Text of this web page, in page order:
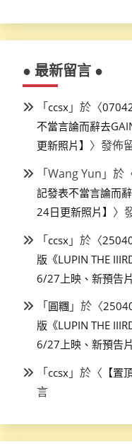
● 最新留言 ●
「ccsx 」於〈
不當言論而辭去
更新照片】 〉發佈
「Wang Yun 」於
記發表不當言論而
24日更新照片】 〉
「ccsx 」於〈
版《LUPIN THE
6/27上映、新預告
「圓糰 」於〈
版《LUPIN THE
6/27上映、新預告
「ccsx 」於〈 【
言